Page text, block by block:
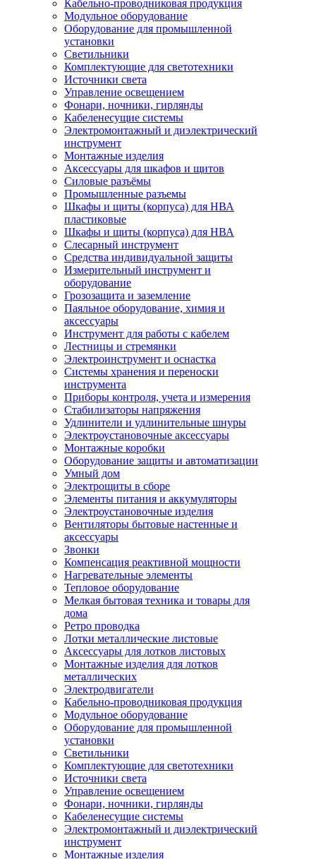
Кабельно-проводниковая продукция
Модульное оборудование
Оборудование для промышленной
установки
Светильники
Комплектующие для светотехники
Источники света
Управление освещением
Фонари, ночники, гирлянды
Кабеленесущие системы
Электромонтажный и диэлектрический
инструмент
Монтажные изделия
Аксессуары для шкафов и щитов
Силовые разъёмы
Промышленные разъемы
Шкафы и щиты (корпуса) для НВА
пластиковые
Шкафы и щиты (корпуса) для НВА
Слесарный инструмент
Средства индивидуальной защиты
Измерительный инструмент и
оборудование
Грозозащита и заземление
Паяльное оборудование, химия и
аксессуары
Инструмент для работы с кабелем
Лестницы и стремянки
Электроинструмент и оснастка
Системы хранения и переноски
инструмента
Приборы контроля, учета и измерения
Стабилизаторы напряжения
Удлинители и удлинительные шнуры
Электроустановочные аксессуары
Монтажные коробки
Оборудование защиты и автоматизации
Умный дом
Электрощиты в сборе
Элементы питания и аккумуляторы
Электроустановочные изделия
Вентиляторы бытовые настенные и
аксессуары
Звонки
Компенсация реактивной мощности
Нагревательные элементы
Тепловое оборудование
Мелкая бытовая техника и товары для
дома
Ретро проводка
Лотки металлические листовые
Аксессуары для лотков листовых
Монтажные изделия для лотков
металлических
Электродвигатели
Кабельно-проводниковая продукция
Модульное оборудование
Оборудование для промышленной
установки
Светильники
Комплектующие для светотехники
Источники света
Управление освещением
Фонари, ночники, гирлянды
Кабеленесущие системы
Электромонтажный и диэлектрический
инструмент
Монтажные изделия